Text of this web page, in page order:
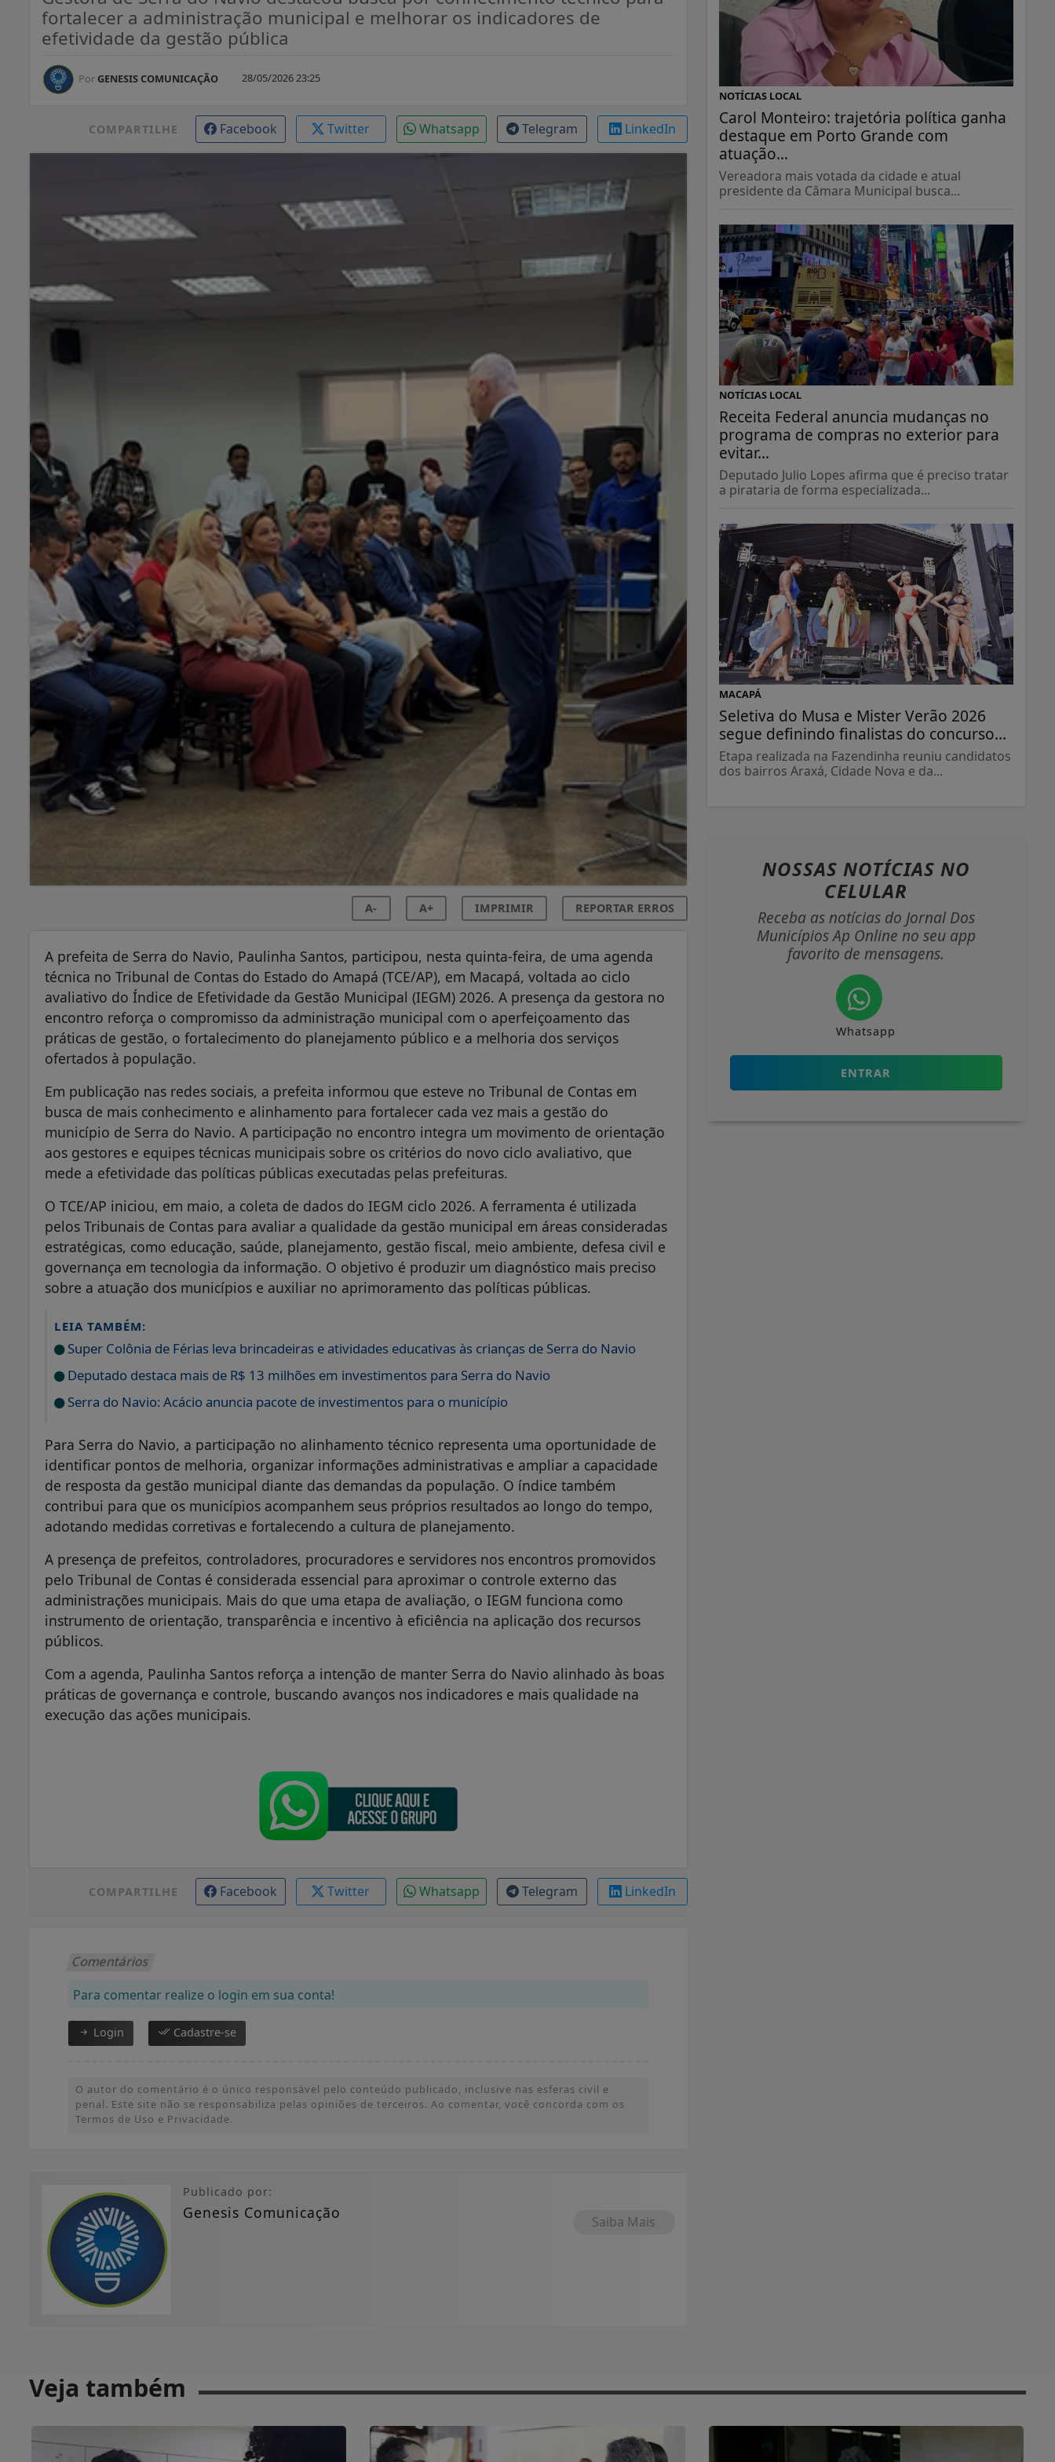
fortalecer a administração municipal e melhorar os indicadores de
efetividade da gestão pública
Por GENESIS COMUNICAÇÃO 28/05/2026 23:25
COMPARTILHE Facebook Twitter Whatsapp Telegram LinkedIn
A- A+ IMPRIMIR REPORTAR ERROS
A prefeita de Serra do Navio, Paulinha Santos, participou, nesta quinta-feira, de uma agenda
técnica no Tribunal de Contas do Estado do Amapá (TCE/AP), em Macapá, voltada ao ciclo
avaliativo do Índice de Efetividade da Gestão Municipal (IEGM) 2026. A presença da gestora no
encontro reforça o compromisso da administração municipal com o aperfeiçoamento das
práticas de gestão, o fortalecimento do planejamento público e a melhoria dos serviços
ofertados à população.
Em publicação nas redes sociais, a prefeita informou que esteve no Tribunal de Contas em
busca de mais conhecimento e alinhamento para fortalecer cada vez mais a gestão do
município de Serra do Navio. A participação no encontro integra um movimento de orientação
aos gestores e equipes técnicas municipais sobre os critérios do novo ciclo avaliativo, que
mede a efetividade das políticas públicas executadas pelas prefeituras.
O TCE/AP iniciou, em maio, a coleta de dados do IEGM ciclo 2026. A ferramenta é utilizada
pelos Tribunais de Contas para avaliar a qualidade da gestão municipal em áreas consideradas
estratégicas, como educação, saúde, planejamento, gestão fiscal, meio ambiente, defesa civil e
governança em tecnologia da informação. O objetivo é produzir um diagnóstico mais preciso
sobre a atuação dos municípios e auxiliar no aprimoramento das políticas públicas.
LEIA TAMBÉM:
Super Colônia de Férias leva brincadeiras e atividades educativas às crianças de Serra do Navio
Deputado destaca mais de R$ 13 milhões em investimentos para Serra do Navio
Serra do Navio: Acácio anuncia pacote de investimentos para o município
Para Serra do Navio, a participação no alinhamento técnico representa uma oportunidade de
identificar pontos de melhoria, organizar informações administrativas e ampliar a capacidade
de resposta da gestão municipal diante das demandas da população. O índice também
contribui para que os municípios acompanhem seus próprios resultados ao longo do tempo,
adotando medidas corretivas e fortalecendo a cultura de planejamento.
A presença de prefeitos, controladores, procuradores e servidores nos encontros promovidos
pelo Tribunal de Contas é considerada essencial para aproximar o controle externo das
administrações municipais. Mais do que uma etapa de avaliação, o IEGM funciona como
instrumento de orientação, transparência e incentivo à eficiência na aplicação dos recursos
públicos.
Com a agenda, Paulinha Santos reforça a intenção de manter Serra do Navio alinhado às boas
práticas de governança e controle, buscando avanços nos indicadores e mais qualidade na
execução das ações municipais.
COMPARTILHE Facebook Twitter Whatsapp Telegram LinkedIn
Comentários
Para comentar realize o login em sua conta!
Login Cadastre-se
O autor do comentário é o único responsável pelo conteúdo publicado, inclusive nas esferas civil e
penal. Este site não se responsabiliza pelas opiniões de terceiros. Ao comentar, você concorda com os
Termos de Uso e Privacidade.
Publicado por:
Genesis Comunicação Saiba Mais
NOTÍCIAS LOCAL
Carol Monteiro: trajetória política ganha
destaque em Porto Grande com
atuação...
Vereadora mais votada da cidade e atual
presidente da Câmara Municipal busca...
NOTÍCIAS LOCAL
Receita Federal anuncia mudanças no
programa de compras no exterior para
evitar...
Deputado Julio Lopes afirma que é preciso tratar
a pirataria de forma especializada...
MACAPÁ
Seletiva do Musa e Mister Verão 2026
segue definindo finalistas do concurso...
Etapa realizada na Fazendinha reuniu candidatos
dos bairros Araxá, Cidade Nova e da...
NOSSAS NOTÍCIAS NO
CELULAR
Receba as notícias do Jornal Dos
Municípios Ap Online no seu app
favorito de mensagens.
Whatsapp
ENTRAR
Veja também